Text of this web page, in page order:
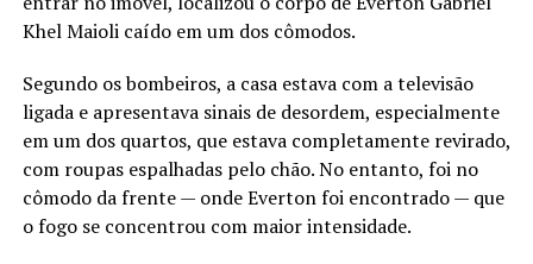
Khel Maioli caído em um dos cômodos.
Segundo os bombeiros, a casa estava com a televisão
ligada e apresentava sinais de desordem, especialmente
em um dos quartos, que estava completamente revirado,
com roupas espalhadas pelo chão. No entanto, foi no
cômodo da frente — onde Everton foi encontrado — que
o fogo se concentrou com maior intensidade.